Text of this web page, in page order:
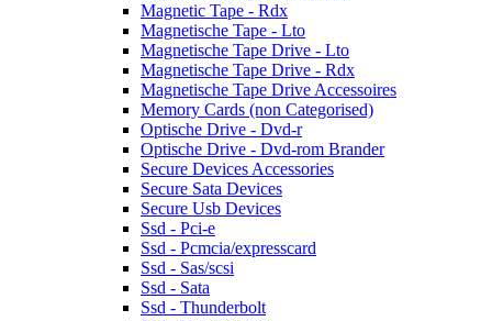
Magnetic Tape - Rdx
Magnetische Tape - Lto
Magnetische Tape Drive - Lto
Magnetische Tape Drive - Rdx
Magnetische Tape Drive Accessoires
Memory Cards (non Categorised)
Optische Drive - Dvd-r
Optische Drive - Dvd-rom Brander
Secure Devices Accessories
Secure Sata Devices
Secure Usb Devices
Ssd - Pci-e
Ssd - Pcmcia/expresscard
Ssd - Sas/scsi
Ssd - Sata
Ssd - Thunderbolt